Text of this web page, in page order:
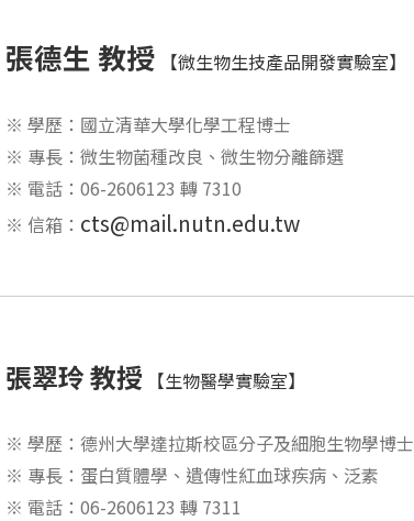
張德生 教授 【微生物生技產品開發實驗室】
※ 學歷：國立清華大學化學工程博士
※ 專長：微生物菌種改良、微生物分離篩選
※ 電話：06-2606123 轉 7310
※ 信箱： cts@mail.nutn.edu.tw
張翠玲 教授 【生物醫學實驗室】
※ 學歷：德州大學達拉斯校區分子及細胞生物學博士
※ 專長：蛋白質體學、遺傳性紅血球疾病、泛素
※ 電話：06-2606123 轉 7311